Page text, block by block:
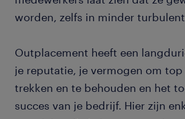
worden, zelfs in minder
Outplacement heeft een
je reputatie, je vermogen om
trekken en te behouden en het
succes van je bedrijf. Hier zijn